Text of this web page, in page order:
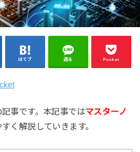
はてブ 送る Pocket
事です。本記事ではマスターノ
く解説していきます。